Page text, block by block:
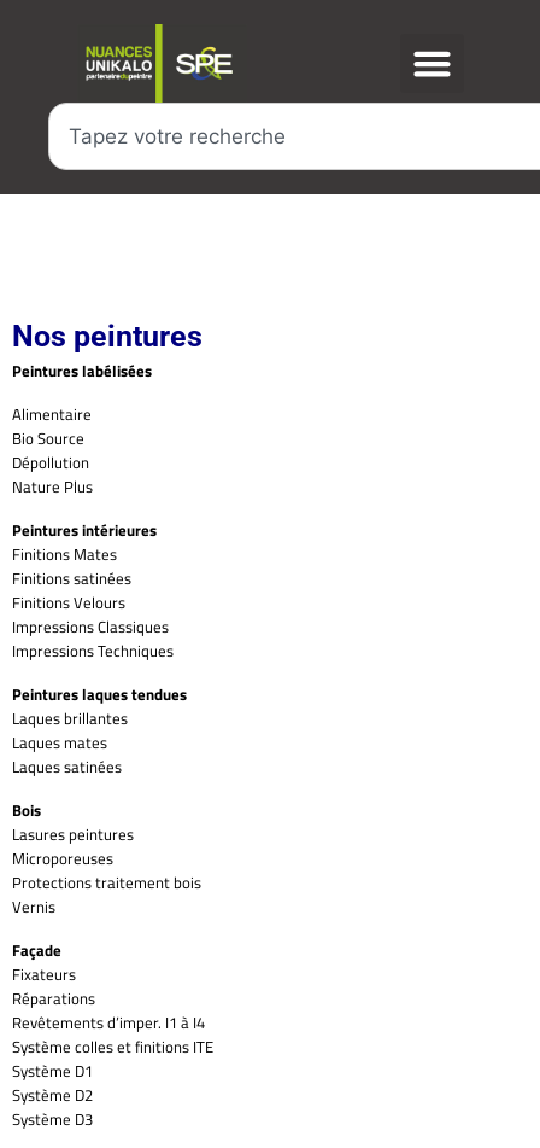
Nos peintures
Peintures labélisées
Alimentaire
Bio Source
Dépollution
Nature Plus
Peintures intérieures
Finitions Mates
Finitions satinées
Finitions Velours
Impressions Classiques
Impressions Techniques
Peintures laques tendues
Laques brillantes
Laques mates
Laques satinées
Bois
Lasures peintures
Microporeuses
Protections traitement bois
Vernis
Façade
Fixateurs
Réparations
Revêtements d’imper. I1 à I4
Système colles et finitions ITE
Système D1
Système D2
Système D3